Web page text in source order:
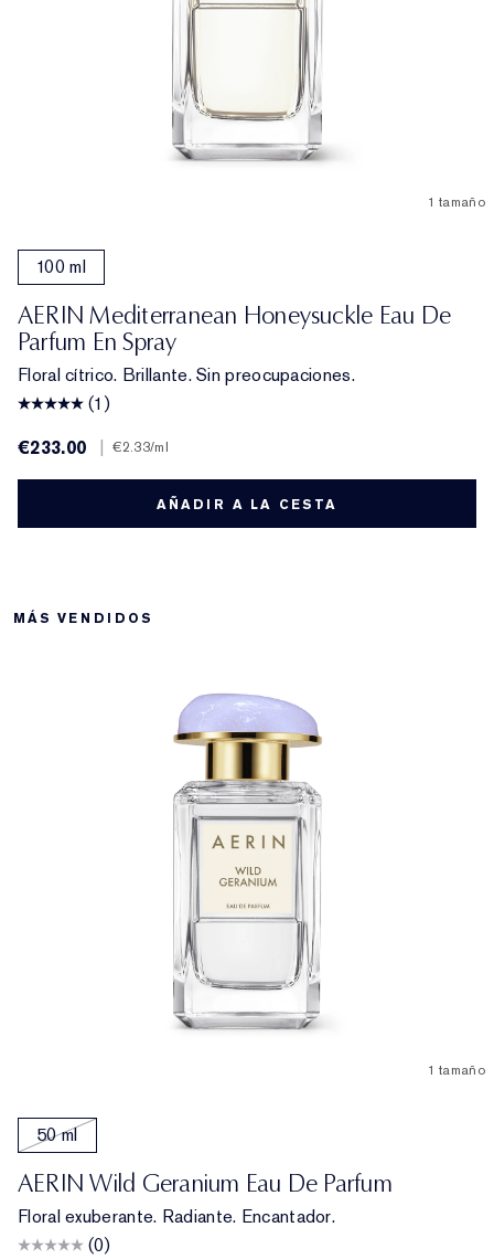
1 tamaño
100 ml
AERIN Mediterranean Honeysuckle Eau De
Parfum En Spray
Floral cítrico. Brillante. Sin preocupaciones.
(1)
€233.00
€2.33/ml
AÑADIR A LA CESTA
MÁS VENDIDOS
1 tamaño
50 ml
AERIN Wild Geranium Eau De Parfum
Floral exuberante. Radiante. Encantador.
(0)